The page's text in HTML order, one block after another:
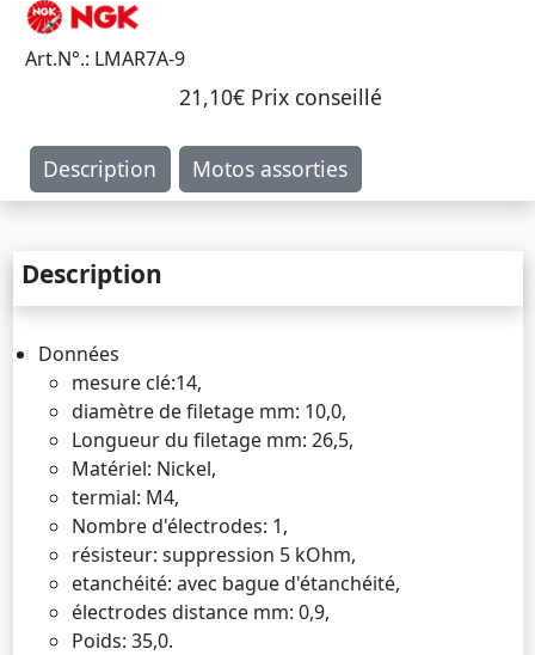
Art.N°.: LMAR7A-9
21,10€ Prix ​​conseillé
Description Motos assorties
Description
Données
mesure clé:14,
diamètre de filetage mm: 10,0,
Longueur du filetage mm: 26,5,
Matériel: Nickel,
termial: M4,
Nombre d'électrodes: 1,
résisteur: suppression 5 kOhm,
etanchéité: avec bague d'étanchéité,
électrodes distance mm: 0,9,
Poids: 35,0.